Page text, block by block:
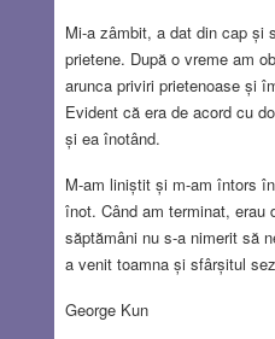
Mi-a zâmbit, a dat din cap și
prietene. După o vreme am
arunca priviri prietenoase și
Evident că era de acord cu
și ea înotând.
M-am liniștit și m-am întors
înot. Când am terminat, erau
săptămâni nu s-a nimerit să
a venit toamna și sfârșitul
George Kun